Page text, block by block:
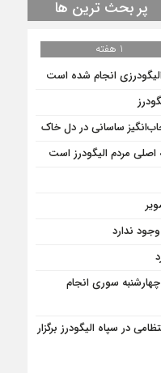
پر بحث ترین ها
1 هفته
ساسانی در دل خاک
ندارد
چهارشنبه سوری انجام
در سپاه الیگودرز برگزار